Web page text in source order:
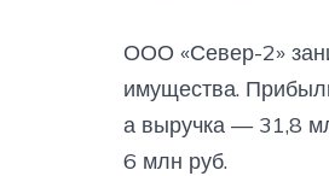
ООО «Север-2»
имущества.
а выручка — 31,8
6 млн руб.